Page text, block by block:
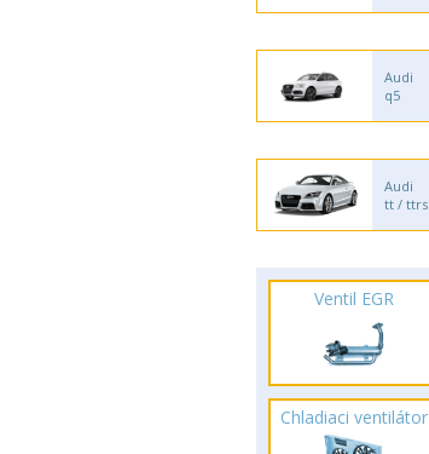
Audi
q5
Audi
tt / ttrs
Ventil EGR
Chladiaci ventilátor